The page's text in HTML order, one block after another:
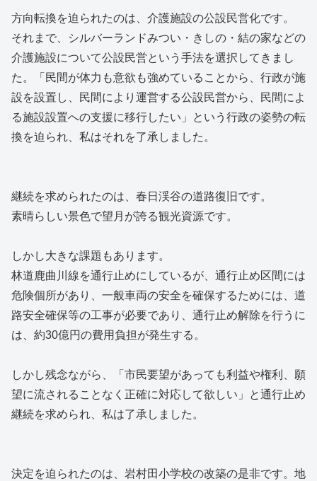
方向転換を迫られたのは、介護施設の公設民営化です。
それまで、シルバーランドみつい・きしの・結の家などの
介護施設について公設民営という手法を選択してきまし
た。「民間が体力も意欲も強めていることから、行政が施
設を設置し、民間により運営する公設民営から、民間によ
る施設設置への支援に移行したい」という行政の姿勢の転
換を迫られ、私はそれを了承しました。
継続を求められたのは、春日渓谷の道路復旧です。
素晴らしい景色で望月が誇る観光資源です。
しかし大きな課題もあります。
林道鹿曲川線を通行止めにしているが、通行止め区間には
危険個所があり、一般車両の安全を確保するためには、道
路安全確保等の工事が必要であり、通行止め解除を行うに
は、約30億円の費用負担が発生する。
しかし残念ながら、「市民要望があっても利益や権利、願
望に流されることなく正確に対応して欲しい」と通行止め
継続を求められ、私は了承しました。
決定を迫られたのは、岩村田小学校の改築の是非です。地